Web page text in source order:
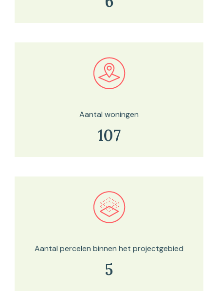
Bekijk in onze kaartviewer
Aantal woningen
107
Bekijk in onze kaartviewer
Aantal percelen binnen het projectgebied
5